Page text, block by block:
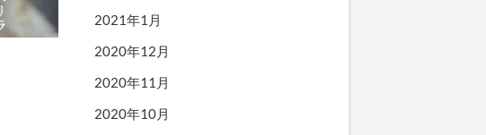
2021年1月
2020年12月
2020年11月
2020年10月